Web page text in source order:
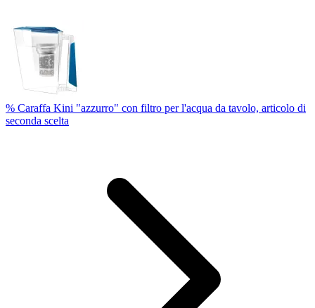
% Caraffa Kini "azzurro" con filtro per l'acqua da tavolo, articolo di
seconda scelta